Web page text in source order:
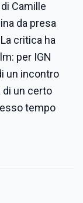
Camille
da presa
critica ha
per IGN
un incontro
un certo
tempo